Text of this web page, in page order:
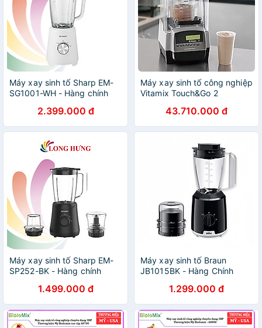
Máy xay sinh tố Sharp EM-
SG1001-WH - Hàng chính
2.399.000 đ
Máy xay sinh tố công nghiệp
Vitamix Touch&Go 2
chính hãng43.710.000 đ
Máy xay sinh tố Sharp EM-
SP252-BK - Hàng chính
1.499.000 đ
Máy xay sinh tố Braun
JB1015BK - Hàng Chính
1.299.000 đ